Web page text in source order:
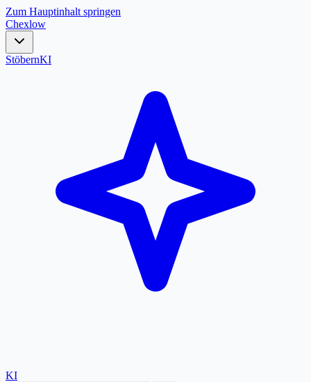
Zum Hauptinhalt springen
Chexlow
StöbernKI
KI